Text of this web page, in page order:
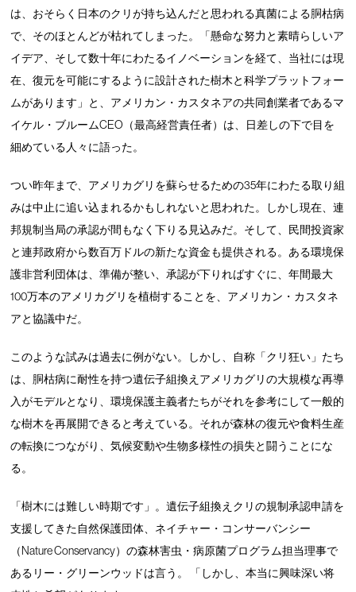
は、おそらく日本のクリが持ち込んだと思われる真菌による胴枯病
で、そのほとんどが枯れてしまった。「懸命な努力と素晴らしいア
イデア、そして数十年にわたるイノベーションを経て、当社には現
在、復元を可能にするように設計された樹木と科学プラットフォー
ムがあります」と、アメリカン・カスタネアの共同創業者であるマ
イケル・ブルームCEO（最高経営責任者）は、日差しの下で目を
細めている人々に語った。
つい昨年まで、アメリカグリを蘇らせるための35年にわたる取り組
みは中止に追い込まれるかもしれないと思われた。しかし現在、連
邦規制当局の承認が間もなく下りる見込みだ。そして、民間投資家
と連邦政府から数百万ドルの新たな資金も提供される。ある環境保
護非営利団体は、準備が整い、承認が下りればすぐに、年間最大
100万本のアメリカグリを植樹することを、アメリカン・カスタネ
アと協議中だ。
このような試みは過去に例がない。しかし、自称「クリ狂い」たち
は、胴枯病に耐性を持つ遺伝子組換えアメリカグリの大規模な再導
入がモデルとなり、環境保護主義者たちがそれを参考にして一般的
な樹木を再展開できると考えている。それが森林の復元や食料生産
の転換につながり、気候変動や生物多様性の損失と闘うことにな
る。
「樹木には難しい時期です」。遺伝子組換えクリの規制承認申請を
支援してきた自然保護団体、ネイチャー・コンサーバンシー
（Nature Conservancy）の森林害虫・病原菌プログラム担当理事で
あるリー・グリーンウッドは言う。 「しかし、本当に興味深い将